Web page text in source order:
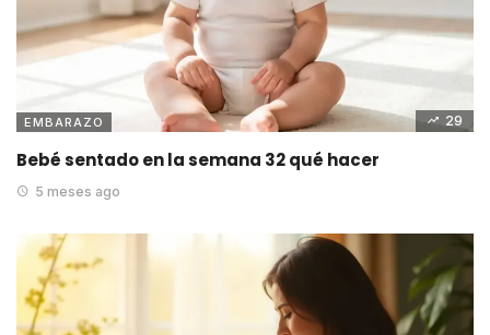
EMBARAZO 29
Bebé sentado en la semana 32 qué hacer
5 meses ago